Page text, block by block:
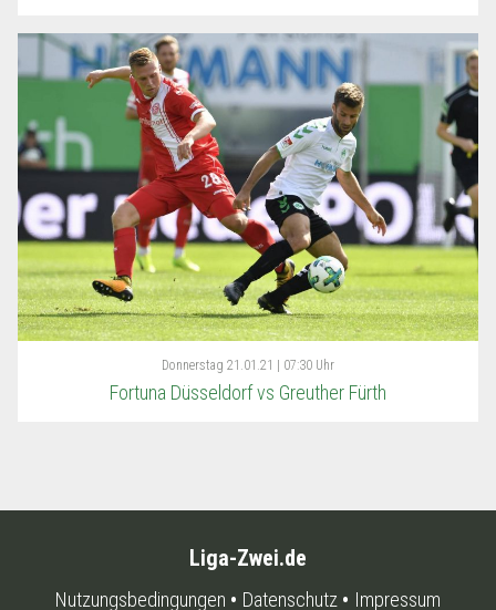
Donnerstag 21.01.21 | 07:30 Uhr
Fortuna Düsseldorf vs Greuther Fürth
Liga-Zwei.de
Nutzungsbedingungen Datenschutz Impressum